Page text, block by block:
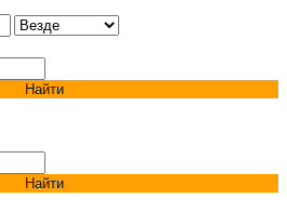
Найти
Найти